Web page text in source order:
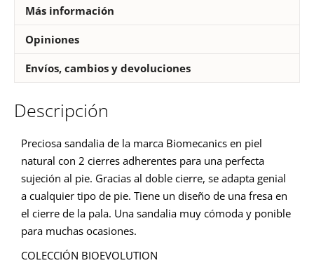
Más información
Opiniones
Envíos, cambios y devoluciones
Descripción
Preciosa sandalia de la marca Biomecanics en piel
natural con 2 cierres adherentes para una perfecta
sujeción al pie. Gracias al doble cierre, se adapta genial
a cualquier tipo de pie. Tiene un diseño de una fresa en
el cierre de la pala. Una sandalia muy cómoda y ponible
para muchas ocasiones.
COLECCIÓN BIOEVOLUTION